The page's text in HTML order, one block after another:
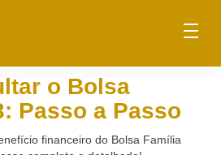
o Bolsa
Passo a Passo
financeiro do Bolsa Família